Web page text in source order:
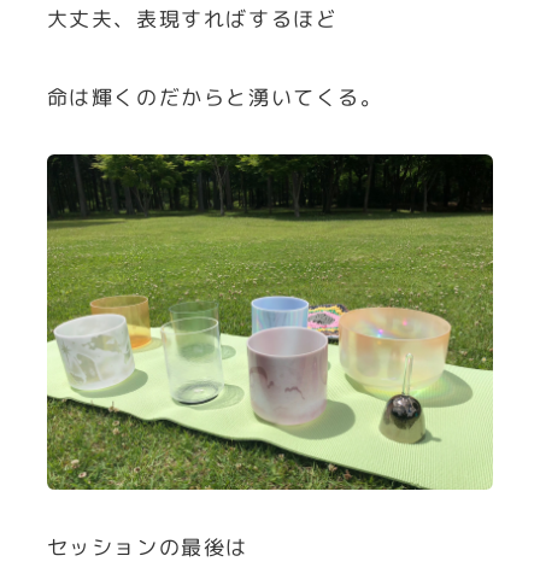
大丈夫、表現すればするほど
命は輝くのだからと湧いてくる。
セッションの最後は